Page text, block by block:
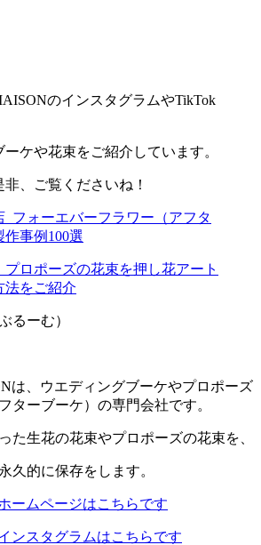
のインスタグラムやTikTok
ケや花束をご紹介しています。
、ご覧くださいね！
フォーエバーフラワー（アフタ
事例100選
ロポーズの花束を押し花アート
法をご紹介
は、ウエディングブーケやプロポーズ
ターブーケ）の専門会社です。
た生花の花束やプロポーズの花束を、
久的に保存をします。
ームページはこちらです
ンスタグラムはこちらです